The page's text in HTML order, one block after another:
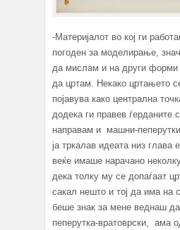
-Материјалот во кој ги
погоден за моделирање,
да мислам и на други
да цртам. Некако цртањето
појавува како централна
додека ги правев ѓерданите
направам и машни-
ја тркалав идеата низ глава
веќе имаше нарачано
дека толку му се допаѓаат
сакал нешто и тој да има на
беше знак за мене веднаш
пеперутка-вратоврски, ама